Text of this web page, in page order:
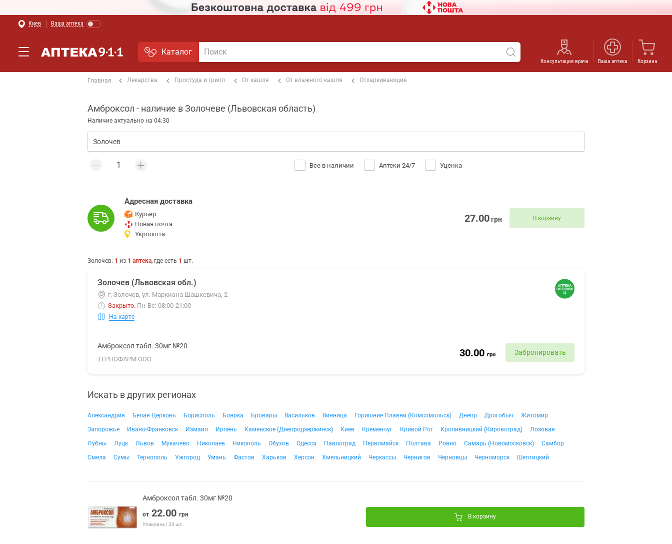
Киев Ваша аптека
Каталог
Консультация врача Ваша аптека Корзина
Главная Лекарства Простуда и грипп От кашля От влажного кашля Отхаркивающие
Амброксол - наличие в Золочеве (Львовская область)
Наличие актуально на 04:30
Все в наличии Аптеки 24/7 Уценка
Адресная доставка
Курьер
Новая почта
Укрпошта
27.00грн В корзину
Золочев: 1 из 1 аптека, где есть 1 шт.
Золочев (Львовская обл.)
г. Золочев, ул. Маркиана Шашкевича, 2
Закрыто. Пн-Вс: 08:00-21:00
На карте
Амброксол табл. 30мг №20
ТЕРНОФАРМ ООО
30.00 грн Забронировать
Искать в других регионах
Александрия Белая Церковь Борисполь Боярка Бровары Васильков Винница Горишние Плавни (Комсомольск) Днепр Дрогобыч
Житомир
Запорожье
Ивано-Франковск Измаил Ирпень Каменское (Днепродзержинск) Киев Кременчуг Кривой Рог Кропивницкий (Кировоград)
Лозовая
Лубны
Луцк Львов Мукачево Николаев Никополь Обухов Одесса Павлоград Первомайск Полтава Ровно Самарь (Новомосковск)
Самбор
Смела
Сумы Тернополь Ужгород Умань Фастов Харьков Херсон Хмельницкий Черкассы Чернигов Черновцы Черноморск Шептицкий
Амброксол табл. 30мг №20
от 22.00 грн
Упаковка / 20 шт.
В корзину